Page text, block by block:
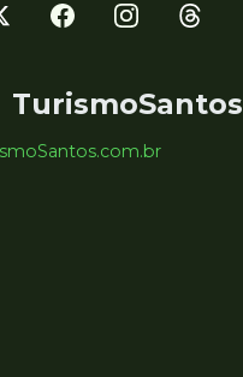
TurismoSantos